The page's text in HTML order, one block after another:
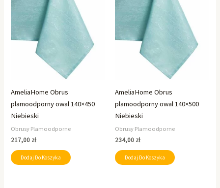
AmeliaHome Obrus
plamoodporny owal 140×450
Niebieski
Obrusy Plamoodporne
217,00 zł
Dodaj Do Koszyka
AmeliaHome Obrus
plamoodporny owal 140×500
Niebieski
Obrusy Plamoodporne
234,00 zł
Dodaj Do Koszyka